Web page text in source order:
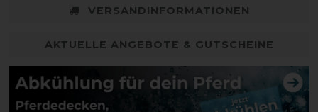
VERSANDINFORMATIONEN
AKTUELLE ANGEBOTE & GUTSCHEINE